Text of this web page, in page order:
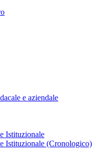
e aziendale
Istituzionale
Istituzionale (Cronologico)